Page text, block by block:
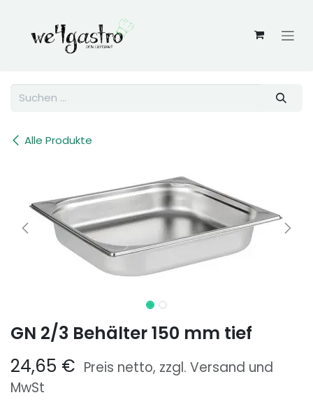
Alle Produkte
GN 2/3 Behälter 150 mm tief
24,65 € Preis netto, zzgl. Versand und
MwSt